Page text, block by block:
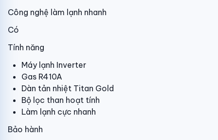
Công nghệ làm lạnh nhanh
Có
Tính năng
Máy lạnh Inverter
Gas R410A
Dàn tản nhiệt Titan Gold
Bộ lọc than hoạt tính
Làm lạnh cực nhanh
Bảo hành